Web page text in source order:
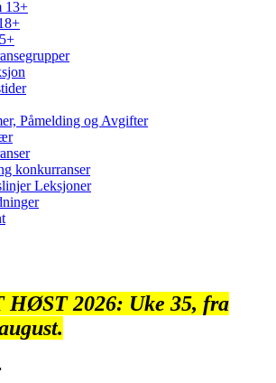
13+
Påmelding og Avgifter
konkurranser
Leksjoner
HØST2026: Uke 35, fra